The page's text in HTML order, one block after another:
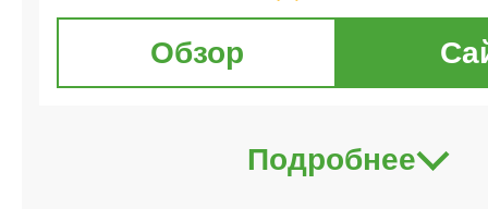
Обзор
Подробнее